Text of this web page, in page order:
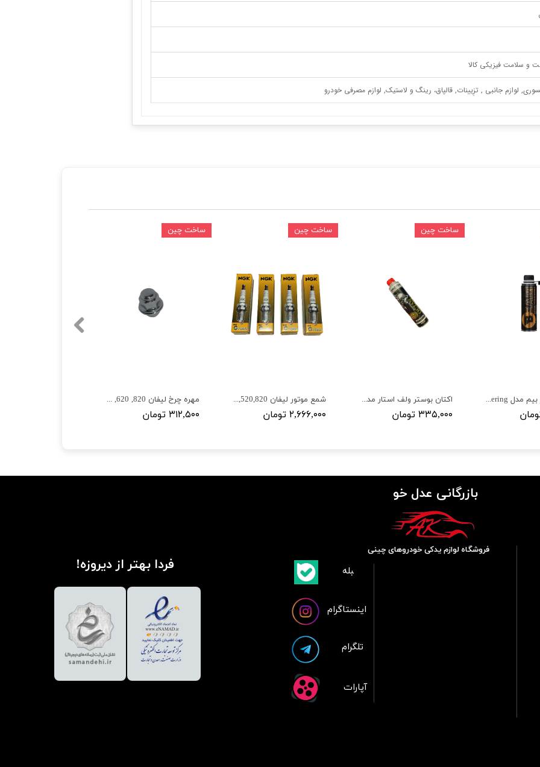
و سلامت فیزیکی کالا
لوازم جانبی , تزِیینات, قالپاق، رینگ و لاستیک, لوازم مصرفی خودرو
مهره چرخ لیفان X60 ,620 ,820 و 520
۳۱۲,۵۰۰ تومان
ساخت چین
شمع موتور لیفان 620,520,820,X50,X60,X70
۲,۶۶۶,۰۰۰ تومان
ساخت چین
اکتان بوستر ولف استار مدل Addicane
۳۳۵,۰۰۰ تومان
ساخت چین
اکتان بوستر بیم مدل Pro Engineering
بازرگانی عدل خو
فردا بهتر از دیروزه!
فروشگاه لوازم یدکی خودروهای چینی
آپارات
تلگرام
اینستاگرام
​بلبله​​​​​​​بله